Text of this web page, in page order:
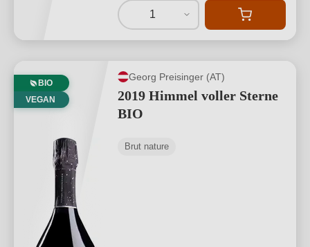
1
BIO
VEGAN
Georg Preisinger (AT)
2019 Himmel voller Sterne
BIO
Brut nature